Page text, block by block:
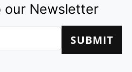
our Newsletter